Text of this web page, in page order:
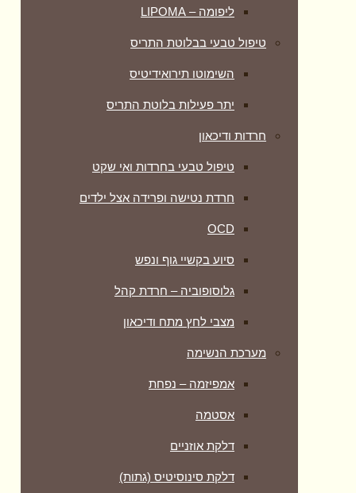
ליפומה – LIPOMA
טיפול טבעי בבלוטת התריס
השימוטו תירואידיטיס
יתר פעילות בלוטת התריס
חרדות ודיכאון
טיפול טבעי בחרדות ואי שקט
חרדת נטישה ופרידה אצל ילדים
OCD
סיוע בקשיי גוף ונפש
גלוסופוביה – חרדת קהל
מצבי לחץ מתח ודיכאון
מערכת הנשימה
אמפיזמה – נפחת
אסטמה
דלקת אוזניים
דלקת סינוסיטיס (גתות)